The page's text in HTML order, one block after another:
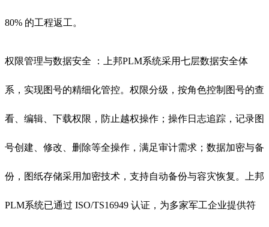
80% 的工程返工。
权限管理与数据安全 ：上邦PLM系统采用七层数据安全体
系，实现图号的精细化管控。权限分级，按角色控制图号的查
看、编辑、下载权限，防止越权操作；操作日志追踪，记录图
号创建、修改、删除等全操作，满足审计需求；数据加密与备
份，图纸存储采用加密技术，支持自动备份与容灾恢复。上邦
PLM系统已通过 ISO/TS16949 认证，为多家军工企业提供符